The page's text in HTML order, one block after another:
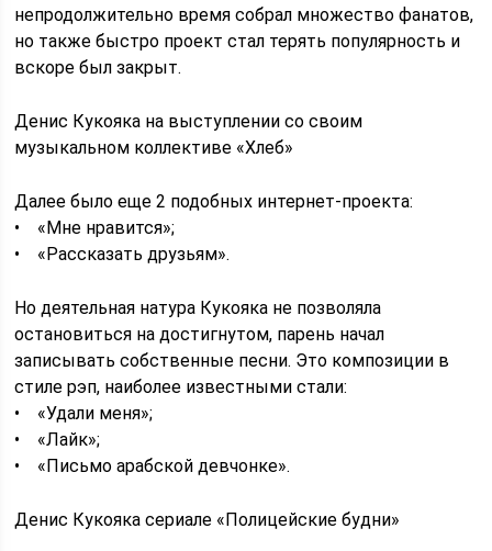
непродолжительно время собрал множество фанатов,
но также быстро проект стал терять популярность и
вскоре был закрыт.
Денис Кукояка на выступлении со своим
музыкальном коллективе «Хлеб»
Далее было еще 2 подобных интернет-проекта:
• «Мне нравится»;
• «Рассказать друзьям».
Но деятельная натура Кукояка не позволяла
остановиться на достигнутом, парень начал
записывать собственные песни. Это композиции в
стиле рэп, наиболее известными стали:
• «Удали меня»;
• «Лайк»;
• «Письмо арабской девчонке».
Денис Кукояка сериале «Полицейские будни»